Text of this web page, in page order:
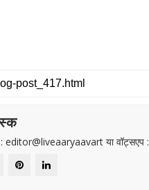
: editor@liveaaryaavart या